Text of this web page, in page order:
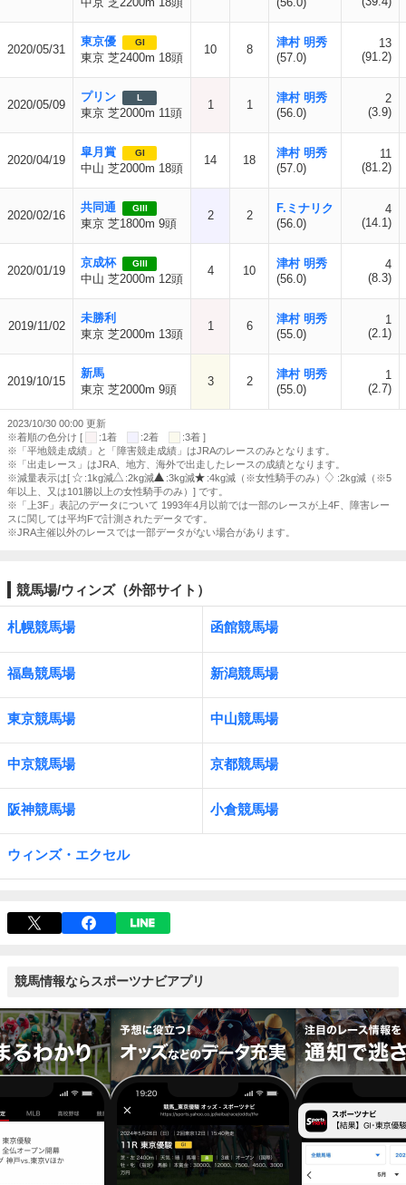
2020/05/31
東京優 GI
東京 芝2400m 18頭
10 8
津村 明秀
(57.0)
13
(91.2)
2020/05/09
プリン L
東京 芝2000m 11頭
1 1
津村 明秀
(56.0)
2
(3.9)
2020/04/19
皐月賞 GI
中山 芝2000m 18頭
14 18
津村 明秀
(57.0)
11
(81.2)
2020/02/16
共同通 GIII
東京 芝1800m 9頭
2 2
F.ミナリク
(56.0)
4
(14.1)
2020/01/19
京成杯 GIII
中山 芝2000m 12頭
4 10
津村 明秀
(56.0)
4
(8.3)
2019/11/02
未勝利
東京 芝2000m 13頭
1 6
津村 明秀
(55.0)
1
(2.1)
2019/10/15
新馬
東京 芝2000m 9頭
3 2
津村 明秀
(55.0)
1
(2.7)
2023/10/30 00:00 更新
※着順の色分け [
:1着 :2着
:3着 ]
※「平地競走成績」と「障害競走成績」はJRAのレースのみとなります。
※「出走レース」はJRA、地方、海外で出走したレースの成績となります。
※減量表示は[
:1kg減 :2kg減 :3kg減 :4kg減（※女性騎手のみ）
:2kg減（※5
年以上、又は101勝以上の女性騎手のみ）] です。
※「上3F」表記のデータについて 1993年4月以前では一部のレースが上4F、障害レー
スに関しては平均Fで計測されたデータです。
※JRA主催以外のレースでは一部データがない場合があります。
競馬場/ウィンズ（外部サイト）
札幌競馬場 函館競馬場
福島競馬場 新潟競馬場
東京競馬場 中山競馬場
中京競馬場 京都競馬場
阪神競馬場 小倉競馬場
ウィンズ・エクセル
競馬情報ならスポーツナビアプリ